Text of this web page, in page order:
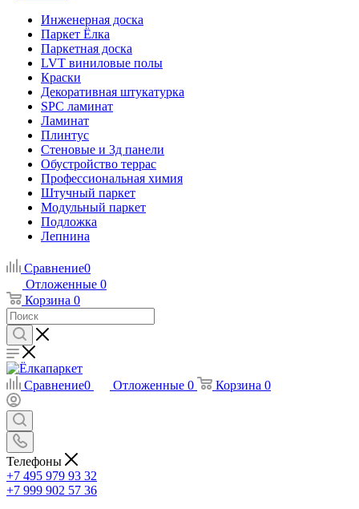
Инженерная доска
Паркет Ёлка
Паркетная доска
LVT виниловые полы
Краски
Декоративная штукатурка
SPC ламинат
Ламинат
Плинтус
Стеновые и 3д панели
Обустройство террас
Профессиональная химия
Штучный паркет
Модульный паркет
Подложка
Лепнина
Сравнение0
Отложенные 0
Корзина 0
Сравнение0 Отложенные 0 Корзина 0
Телефоны
+7 495 979 93 32
+7 999 902 57 36